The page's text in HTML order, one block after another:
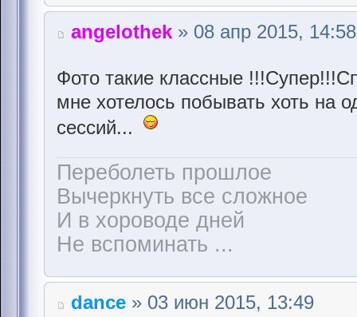
angelothek » 08 апр 2015, 14:58
Фото такие классные
мне хотелось побывать хоть на
сессий...
Переболеть прошлое
Вычеркнуть все сложное
И в хороводе дней
Не вспоминать ...
dance » 03 июн 2015, 13:49